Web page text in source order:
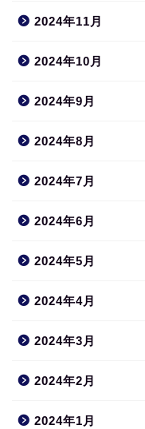
2024年11月
2024年10月
2024年9月
2024年8月
2024年7月
2024年6月
2024年5月
2024年4月
2024年3月
2024年2月
2024年1月